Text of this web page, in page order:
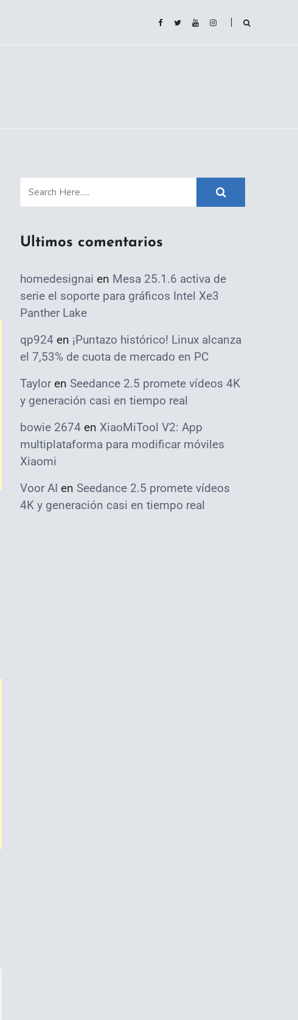
Ultimos comentarios
homedesignai en Mesa 25.1.6 activa de
serie el soporte para gráficos Intel Xe3
Panther Lake
qp924 en ¡Puntazo histórico! Linux alcanza
el 7,53% de cuota de mercado en PC
Taylor en Seedance 2.5 promete vídeos 4K
y generación casi en tiempo real
bowie 2674 en XiaoMiTool V2: App
multiplataforma para modificar móviles
Xiaomi
Voor AI en Seedance 2.5 promete vídeos
4K y generación casi en tiempo real